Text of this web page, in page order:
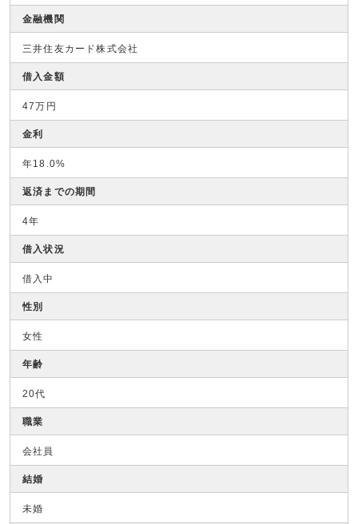
金融機関
三井住友カード株式会社
借入金額
47万円
金利
年18.0%
返済までの期間
4年
借入状況
借入中
性別
女性
年齢
20代
職業
会社員
結婚
未婚